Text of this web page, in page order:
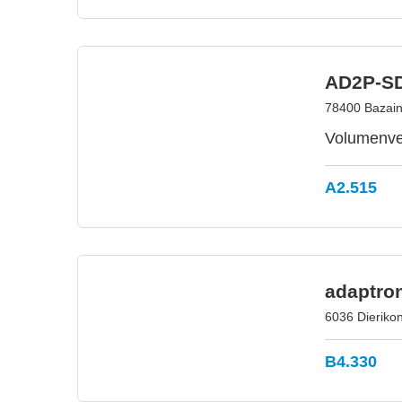
AD2P-
78400
A2.515
6036
B4.330